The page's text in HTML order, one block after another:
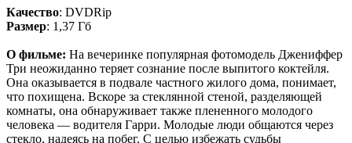
Качество: DVDRip
Размер: 1,37 Гб
О фильме: На вечеринке популярная фотомодель Джениффер
Три неожиданно теряет сознание после выпитого коктейля.
Она оказывается в подвале частного жилого дома, понимает,
что похищена. Вскоре за стеклянной стеной, разделяющей
комнаты, она обнаруживает также плененного молодого
человека — водителя Гарри. Молодые люди общаются через
стекло, надеясь на побег. С целью избежать судьбы